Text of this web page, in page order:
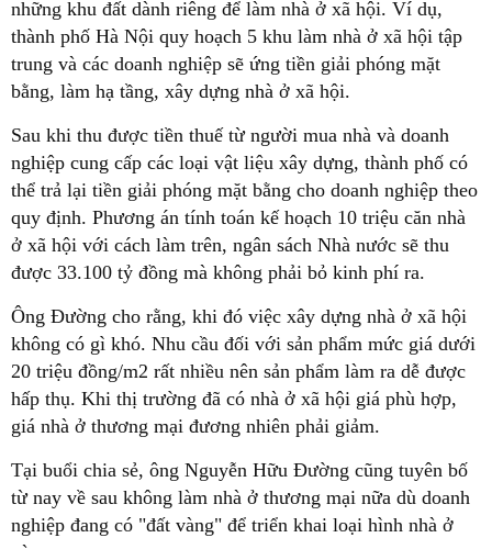
những khu đất dành riêng để làm nhà ở xã hội. Ví dụ,
thành phố Hà Nội quy hoạch 5 khu làm nhà ở xã hội tập
trung và các doanh nghiệp sẽ ứng tiền giải phóng mặt
bằng, làm hạ tầng, xây dựng nhà ở xã hội.
Sau khi thu được tiền thuế từ người mua nhà và doanh
nghiệp cung cấp các loại vật liệu xây dựng, thành phố có
thể trả lại tiền giải phóng mặt bằng cho doanh nghiệp theo
quy định. Phương án tính toán kế hoạch 10 triệu căn nhà
ở xã hội với cách làm trên, ngân sách Nhà nước sẽ thu
được 33.100 tỷ đồng mà không phải bỏ kinh phí ra.
Ông Đường cho rằng, khi đó việc xây dựng nhà ở xã hội
không có gì khó. Nhu cầu đối với sản phẩm mức giá dưới
20 triệu đồng/m2 rất nhiều nên sản phẩm làm ra dễ được
hấp thụ. Khi thị trường đã có nhà ở xã hội giá phù hợp,
giá nhà ở thương mại đương nhiên phải giảm.
Tại buổi chia sẻ, ông Nguyễn Hữu Đường cũng tuyên bố
từ nay về sau không làm nhà ở thương mại nữa dù doanh
nghiệp đang có "đất vàng" để triển khai loại hình nhà ở